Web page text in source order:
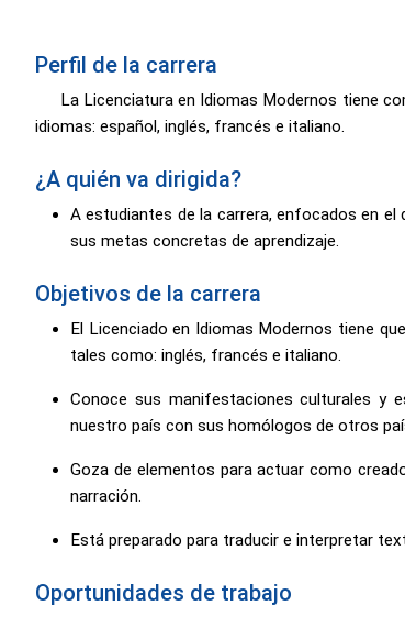
Perfil de la carrera
La Licenciatura en Idiomas Modernos tiene
idiomas: español, inglés, francés e italiano.
¿A quién va dirigida?
A estudiantes de la carrera, enfocados en
sus metas concretas de aprendizaje.
Objetivos de la carrera
El Licenciado en Idiomas Modernos tiene
tales como: inglés, francés e italiano.
Conoce sus manifestaciones culturales y
nuestro país con sus homólogos de otros
Goza de elementos para actuar como
narración.
Está preparado para traducir e interpretar
Oportunidades de trabajo